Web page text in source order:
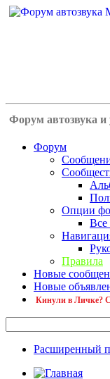
Форум автозвука
Форум
Опции
Все
Правила
Новые
Новые
Кинули в Личке?
Расширенный